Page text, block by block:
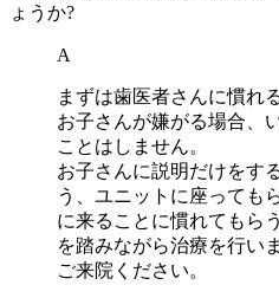
ょうか?
A
まずは歯医者さんに慣れ
お子さんが嫌がる場合、
ことはしません。
お子さんに説明だけをす
う、ユニットに座っても
に来ることに慣れてもら
を踏みながら治療を行い
ご来院ください。